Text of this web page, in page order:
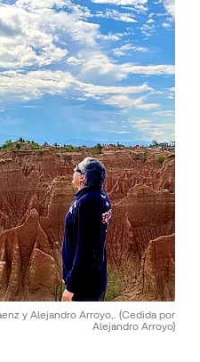
y Alejandro Arroyo,. (Cedida por
Alejandro Arroyo)